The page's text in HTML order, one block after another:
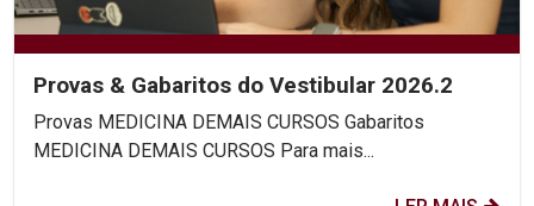
Provas & Gabaritos do Vestibular 2026.2
Provas MEDICINA DEMAIS CURSOS Gabaritos
MEDICINA DEMAIS CURSOS Para mais...